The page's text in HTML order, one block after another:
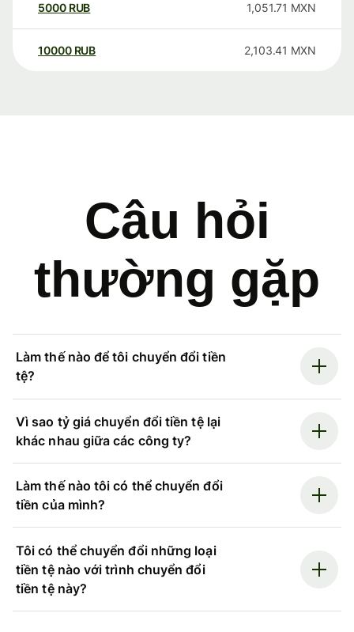
5000 RUB 1,051.71 MXN
10000 RUB 2,103.41 MXN
Câu hỏi
thường gặp
Làm thế nào để tôi chuyển đổi tiền
tệ?
Vì sao tỷ giá chuyển đổi tiền tệ lại
khác nhau giữa các công ty?
Làm thế nào tôi có thể chuyển đổi
tiền của mình?
Tôi có thể chuyển đổi những loại
tiền tệ nào với trình chuyển đổi
tiền tệ này?